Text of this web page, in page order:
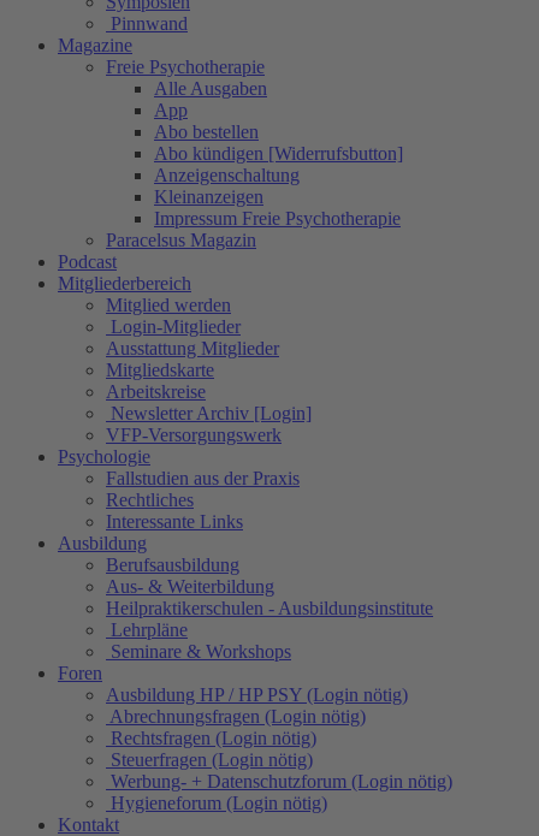
Pinnwand
Magazine
Freie Psychotherapie
Alle Ausgaben
App
Abo bestellen
Abo kündigen [Widerrufsbutton]
Anzeigenschaltung
Kleinanzeigen
Impressum Freie Psychotherapie
Paracelsus Magazin
Podcast
Mitgliederbereich
Mitglied werden
Login-Mitglieder
Ausstattung Mitglieder
Mitgliedskarte
Arbeitskreise
Newsletter Archiv [Login]
VFP-Versorgungswerk
Psychologie
Fallstudien aus der Praxis
Rechtliches
Interessante Links
Ausbildung
Berufsausbildung
Aus- & Weiterbildung
Heilpraktikerschulen - Ausbildungsinstitute
Lehrpläne
Seminare & Workshops
Foren
Ausbildung HP / HP PSY (Login nötig)
Abrechnungsfragen (Login nötig)
Rechtsfragen (Login nötig)
Steuerfragen (Login nötig)
Werbung- + Datenschutzforum (Login nötig)
Hygieneforum (Login nötig)
Kontakt